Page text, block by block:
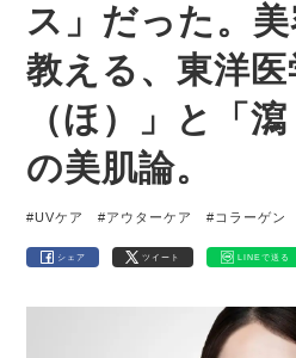
ス」だった。
教える、東洋
（ほ）」と「
の美肌論。
#UVケア #アウターケア #コラーゲン
シェア ツイート LINEで送る